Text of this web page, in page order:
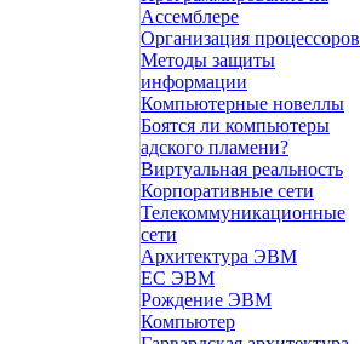
Ассемблере
Организация процессоров
Методы защиты
информации
Компьютерные новеллы
Боятся ли компьютеры
адского пламени?
Виртуальная реальность
Корпоративные сети
Телекоммуникационные
сети
Архитектура ЭВМ
ЕС ЭВМ
Рождение ЭВМ
Компьютер